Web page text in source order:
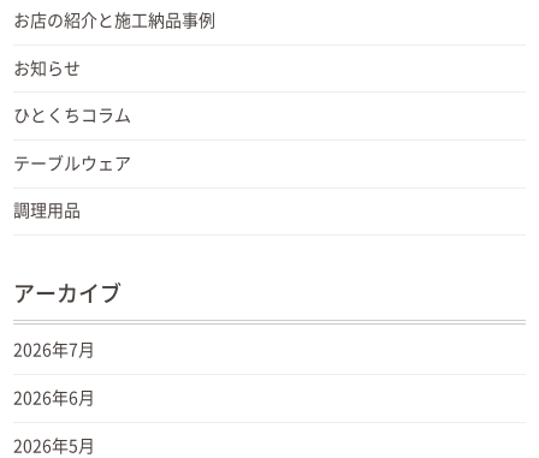
お店の紹介と施工納品事例
お知らせ
ひとくちコラム
テーブルウェア
調理用品
アーカイブ
2026年7月
2026年6月
2026年5月